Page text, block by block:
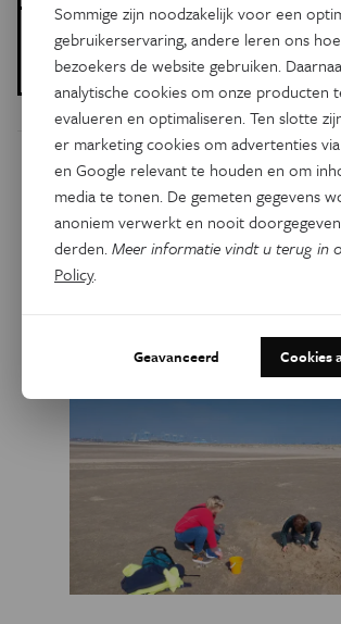
Gepubliceerd op:
10 maart 2021
Dit artikel delen op:
Facebook Twitter
Sommige zijn noodzakelijk voor een
gebruikerservaring, andere leren ons
bezoekers de website gebruiken.
analytische cookies om onze producten
evalueren en optimaliseren. Ten slotte
er marketing cookies om advertenties
en Google relevant te houden en om
media te tonen. De gemeten gegevens
anoniem verwerkt en nooit
derden.Meer informatie vindt u terug in
Policy.
Geavanceerd Cookies